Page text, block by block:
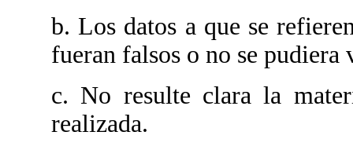
b. Los datos a que se
fueran falsos o no se
c. No resulte clara la
realizada.